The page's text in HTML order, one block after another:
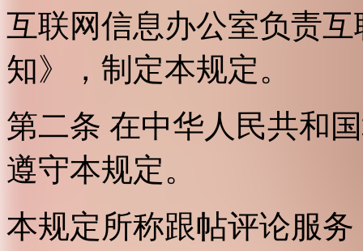
互联网信息办公室负责
知》，制定本规定。
第二条 在中华人民共和
遵守本规定。
本规定所称跟帖评论服